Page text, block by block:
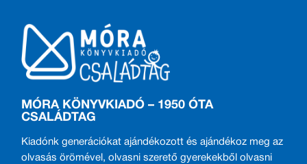
MÓRA KÖNYVKIADÓ – 1950 ÓTA
CSALÁDTAG
Kiadónk generációkat ajándékozott és ajándékoz meg az
olvasás örömével, olvasni szerető gyerekekből olvasni